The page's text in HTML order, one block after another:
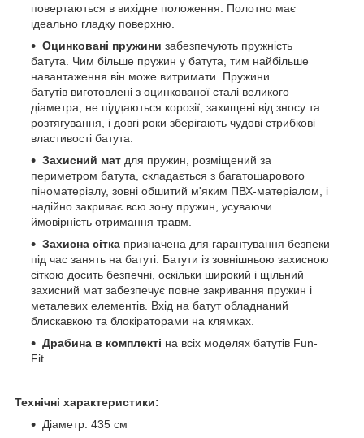
повертаються в вихідне положення. Полотно має
ідеально гладку поверхню.
Оцинковані пружини забезпечують пружність
батута. Чим більше пружин у батута, тим найбільше
навантаження він може витримати. Пружини
батутів виготовлені з оцинкованої сталі великого
діаметра, не піддаються корозії, захищені від зносу та
розтягування, і довгі роки зберігають чудові стрибкові
властивості батута.
Захисний мат для пружин, розміщений за
периметром батута, складається з багатошарового
піноматеріалу, зовні обшитий м'яким ПВХ-матеріалом, і
надійно закриває всю зону пружин, усуваючи
ймовірність отримання травм.
Захисна сітка призначена для гарантування безпеки
під час занять на батуті. Батути із зовнішньою захисною
сіткою досить безпечні, оскільки широкий і щільний
захисний мат забезпечує повне закривання пружин і
металевих елементів. Вхід на батут обладнаний
блискавкою та блокіраторами на клямках.
Драбина в комплекті на всіх моделях батутів Fun-
Fit.
Технічні характеристики:
Діаметр: 435 см